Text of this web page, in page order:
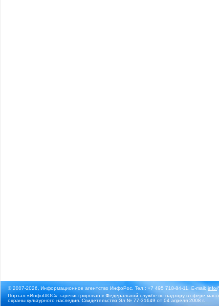
© 2007-2026, Информационное агентство ИнфоРос. Тел.: +7 495 718-84-11, E-mail:
Портал «ИнфоШОС» зарегистрирован в Федеральной службе по надзору в сфере
охраны культурного наследия. Свидетельство Эл № 77-31649 от 04 апреля 2008 г.